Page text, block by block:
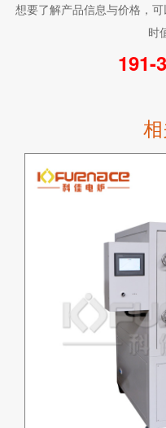
想要了解产品信息与价格，
时
191-